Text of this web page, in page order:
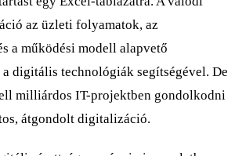
az üzleti folyamatok, az
a működési modell alapvető
digitális technológiák segítségével. De
milliárdos IT-projektben gondolkodni
átgondolt digitalizáció.